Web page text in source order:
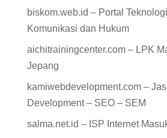
biskom.web.id – Portal
Komunikasi dan Hukum
aichitrainingcenter.com – LPK
Jepang
kamiwebdevelopment.com –
Development – SEO – SEM
salma.net.id – ISP Internet